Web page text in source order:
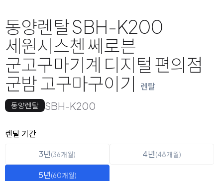
동양렌탈 SBH-K200
세원시스첸 쎄로븐
군고구마기계 디지털 편의점
군밤 고구마구이기
렌탈
동양렌탈 SBH-K200
옵션 선택
렌탈 선택
렌탈 기간
3년(36개월) 4년(48개월)
5년(60개월)